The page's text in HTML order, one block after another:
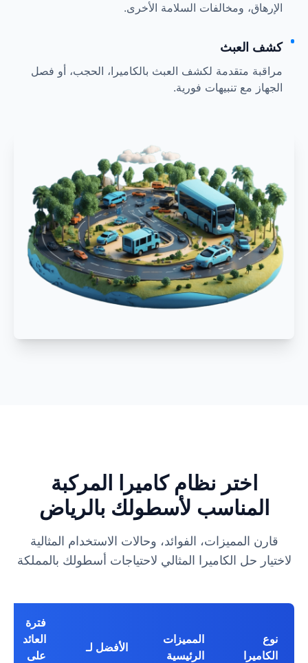
الإرهاق، ومخالفات السلامة الأخرى.
كشف العبث
مراقبة متقدمة لكشف العبث بالكاميرا، الحجب، أو فصل
الجهاز مع تنبيهات فورية.
اختر نظام كاميرا المركبة
المناسب لأسطولك بالرياض
قارن المميزات، الفوائد، وحالات الاستخدام المثالية
لاختيار حل الكاميرا المثالي لاحتياجات أسطولك بالمملكة
نوع
الكاميرا
المميزات
الرئيسية
الأفضل لـ
فترة
العائد
على